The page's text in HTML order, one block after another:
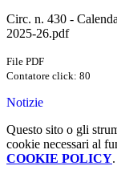
Circ. n. 430 -
2025-26.pdf
File PDF
Contatore click: 80
Notizie
Questo sito o gli
cookie necessari al
COOKIE POLICY.